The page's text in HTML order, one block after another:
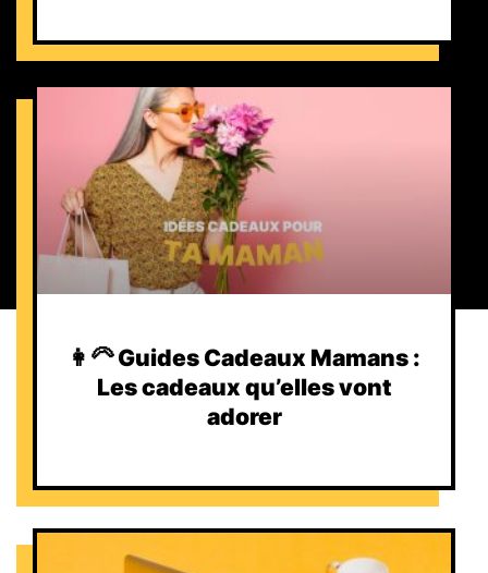
👩‍🦳 Guides Cadeaux Mamans :
Les cadeaux qu’elles vont
adorer